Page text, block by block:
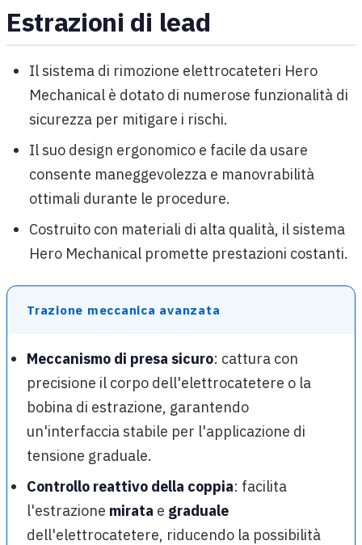
Estrazioni di lead
Il sistema di rimozione elettrocateteri Hero
Mechanical è dotato di numerose funzionalità di
sicurezza per mitigare i rischi.
Il suo design ergonomico e facile da usare
consente maneggevolezza e manovrabilità
ottimali durante le procedure.
Costruito con materiali di alta qualità, il sistema
Hero Mechanical promette prestazioni costanti.
Trazione meccanica avanzata
Meccanismo di presa sicuro: cattura con
precisione il corpo dell'elettrocatetere o la
bobina di estrazione, garantendo
un'interfaccia stabile per l'applicazione di
tensione graduale.
Controllo reattivo della coppia: facilita
l'estrazione mirata e graduale
dell'elettrocatetere, riducendo la possibilità